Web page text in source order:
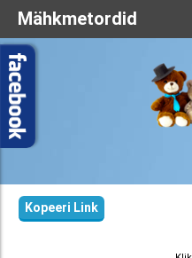
Kopeeri Link
Mähkmetordid